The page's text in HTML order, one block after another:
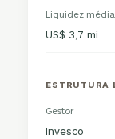
Liquidez
US$ 3,7 mi
ESTRUTURA
Gestor
Invesco